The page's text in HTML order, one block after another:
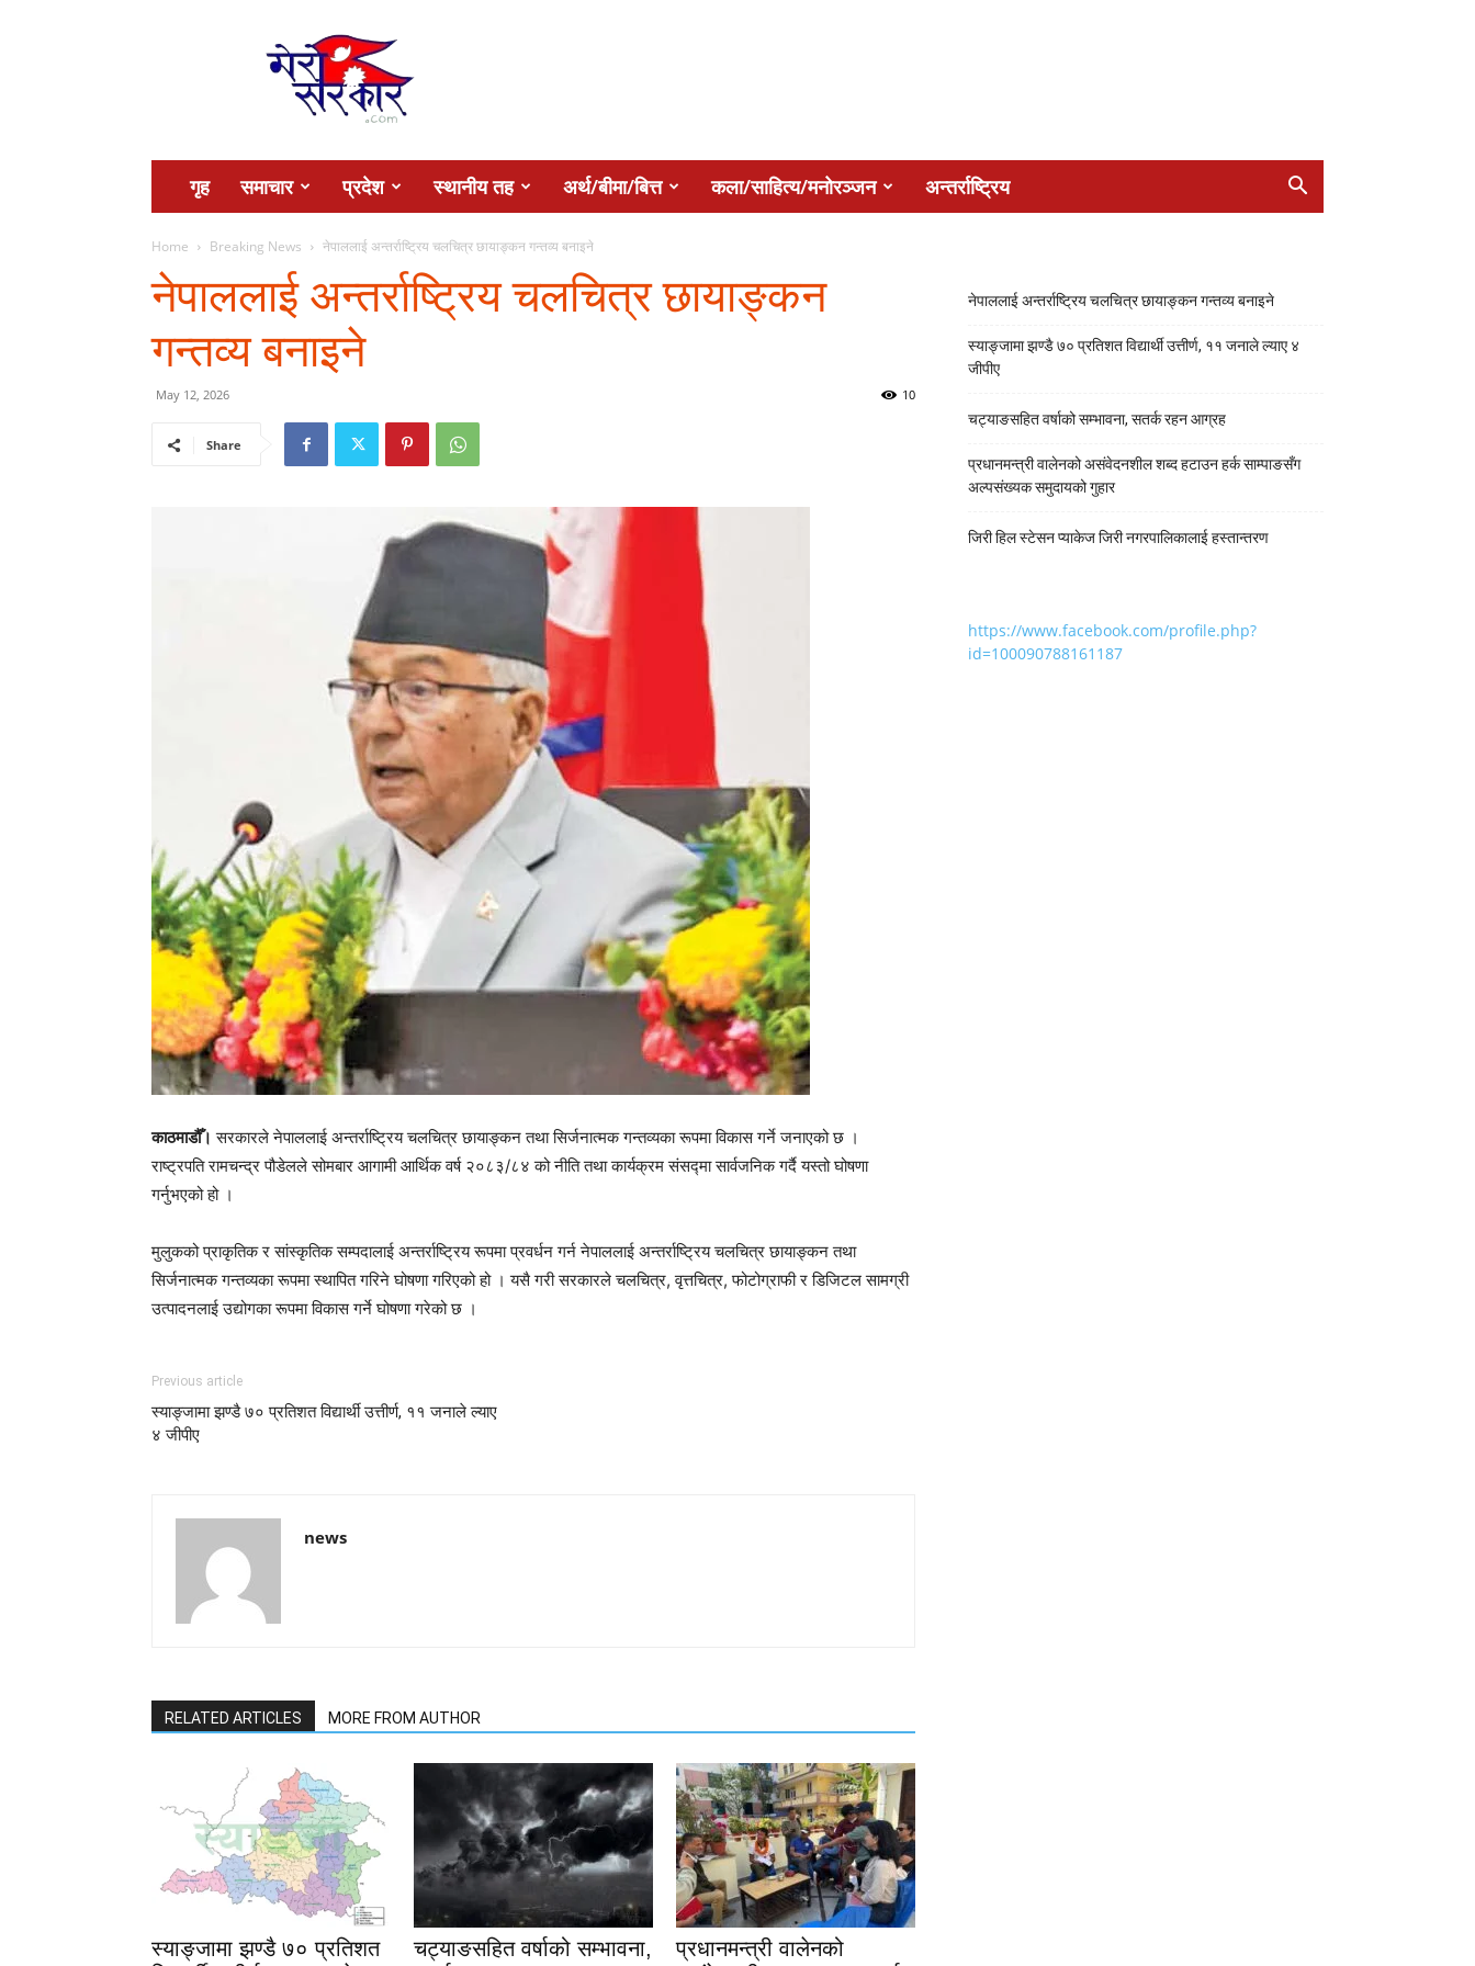
गृह समाचार प्रदेश स्थानीय तह अर्थ/बीमा/बित्त कला/साहित्य/मनोरञ्जन अन्तर्राष्ट्रिय
Home Breaking News नेपाललाई अन्तर्राष्ट्रिय चलचित्र छायाङ्कन गन्तव्य बनाइने
नेपाललाई अन्तर्राष्ट्रिय चलचित्र छायाङ्कन
गन्तव्य बनाइने
May 12, 2026 10
Share
काठमाडौँ। सरकारले नेपाललाई अन्तर्राष्ट्रिय चलचित्र छायाङ्कन तथा सिर्जनात्मक गन्तव्यका रूपमा विकास गर्ने जनाएको छ ।
राष्ट्रपति रामचन्द्र पौडेलले सोमबार आगामी आर्थिक वर्ष २०८३/८४ को नीति तथा कार्यक्रम संसद्मा सार्वजनिक गर्दै यस्तो घोषणा
गर्नुभएको हो ।
मुलुकको प्राकृतिक र सांस्कृतिक सम्पदालाई अन्तर्राष्ट्रिय रूपमा प्रवर्धन गर्न नेपाललाई अन्तर्राष्ट्रिय चलचित्र छायाङ्कन तथा
सिर्जनात्मक गन्तव्यका रूपमा स्थापित गरिने घोषणा गरिएको हो । यसै गरी सरकारले चलचित्र, वृत्तचित्र, फोटोग्राफी र डिजिटल सामग्री
उत्पादनलाई उद्योगका रूपमा विकास गर्ने घोषणा गरेको छ ।
Previous article
स्याङ्जामा झण्डै ७० प्रतिशत विद्यार्थी उत्तीर्ण, ११ जनाले ल्याए
४ जीपीए
news
RELATED ARTICLES MORE FROM AUTHOR
स्याङ्जामा झण्डै ७० प्रतिशत
चट्याङसहित वर्षाको सम्भावना,
प्रधानमन्त्री वालेनको
नेपाललाई अन्तर्राष्ट्रिय चलचित्र छायाङ्कन गन्तव्य बनाइने
स्याङ्जामा झण्डै ७० प्रतिशत विद्यार्थी उत्तीर्ण, ११ जनाले ल्याए ४
जीपीए
चट्याङसहित वर्षाको सम्भावना, सतर्क रहन आग्रह
प्रधानमन्त्री वालेनको असंवेदनशील शब्द हटाउन हर्क साम्पाङसँग
अल्पसंख्यक समुदायको गुहार
जिरी हिल स्टेसन प्याकेज जिरी नगरपालिकालाई हस्तान्तरण
https://www.facebook.com/profile.php?
id=100090788161187